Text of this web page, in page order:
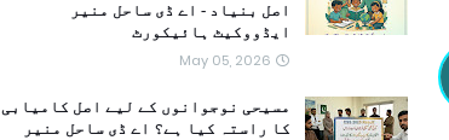
اصل بنیاد - اے ڈی ساحل منیر
ایڈووکیٹ ہائیکورٹ
May 05, 2026
مسیحی نوجوانوں کے لیے اصل کامیابی
کا راستہ کیا ہے؟ اے ڈی ساحل منیر